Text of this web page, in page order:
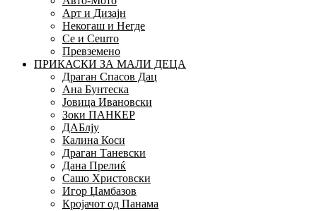
Арт и Дизајн
Некогаш и Негде
Се и Сешто
Превземено
ПРИКАСКИ ЗА МАЛИ ДЕЦА
Драган Спасов Дац
Ана Бунтеска
Јовица Ивановски
Зоки ПАНКЕР
ДАБлју
Калина Коси
Драган Таневски
Дана Прелиќ
Сашо Христовски
Игор Џамбазов
Кројачот од Панама